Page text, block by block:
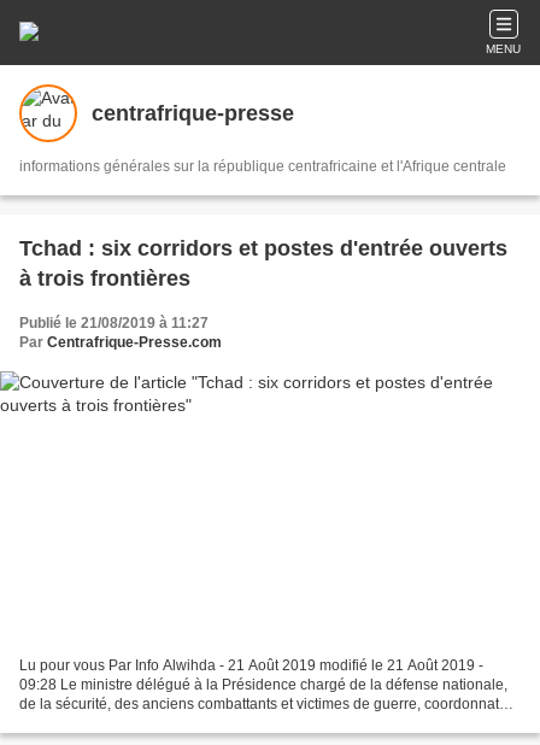
MENU
centrafrique-presse
informations générales sur la république centrafricaine et l'Afrique centrale
Tchad : six corridors et postes d'entrée ouverts
à trois frontières
Publié le 21/08/2019 à 11:27
Par Centrafrique-Presse.com
Lu pour vous Par Info Alwihda - 21 Août 2019 modifié le 21 Août 2019 -
09:28 Le ministre délégué à la Présidence chargé de la défense nationale,
de la sécurité, des anciens combattants et victimes de guerre, coordonnateur